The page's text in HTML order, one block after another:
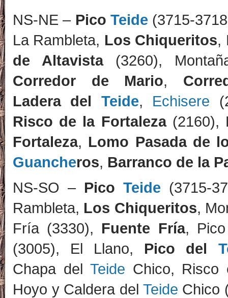
NS-NE – Pico Teide (3715-
La Rambleta, Los Chiqueritos,
de Altavista(3260),
Corredor de Mario,
Ladera del Teide, Echisere
Risco de la Fortaleza(2160),
Fortaleza, Lomo Pasada de
Guancheros, Barranco de la
NS-SO – Pico Teide (3715-
Rambleta, Los Chiqueritos,
Fría (3330), Fuente Fría,
(3005), El Llano, Pico del
Chapa delTeide Chico,
Hoyo y Caldera del Teide Chico